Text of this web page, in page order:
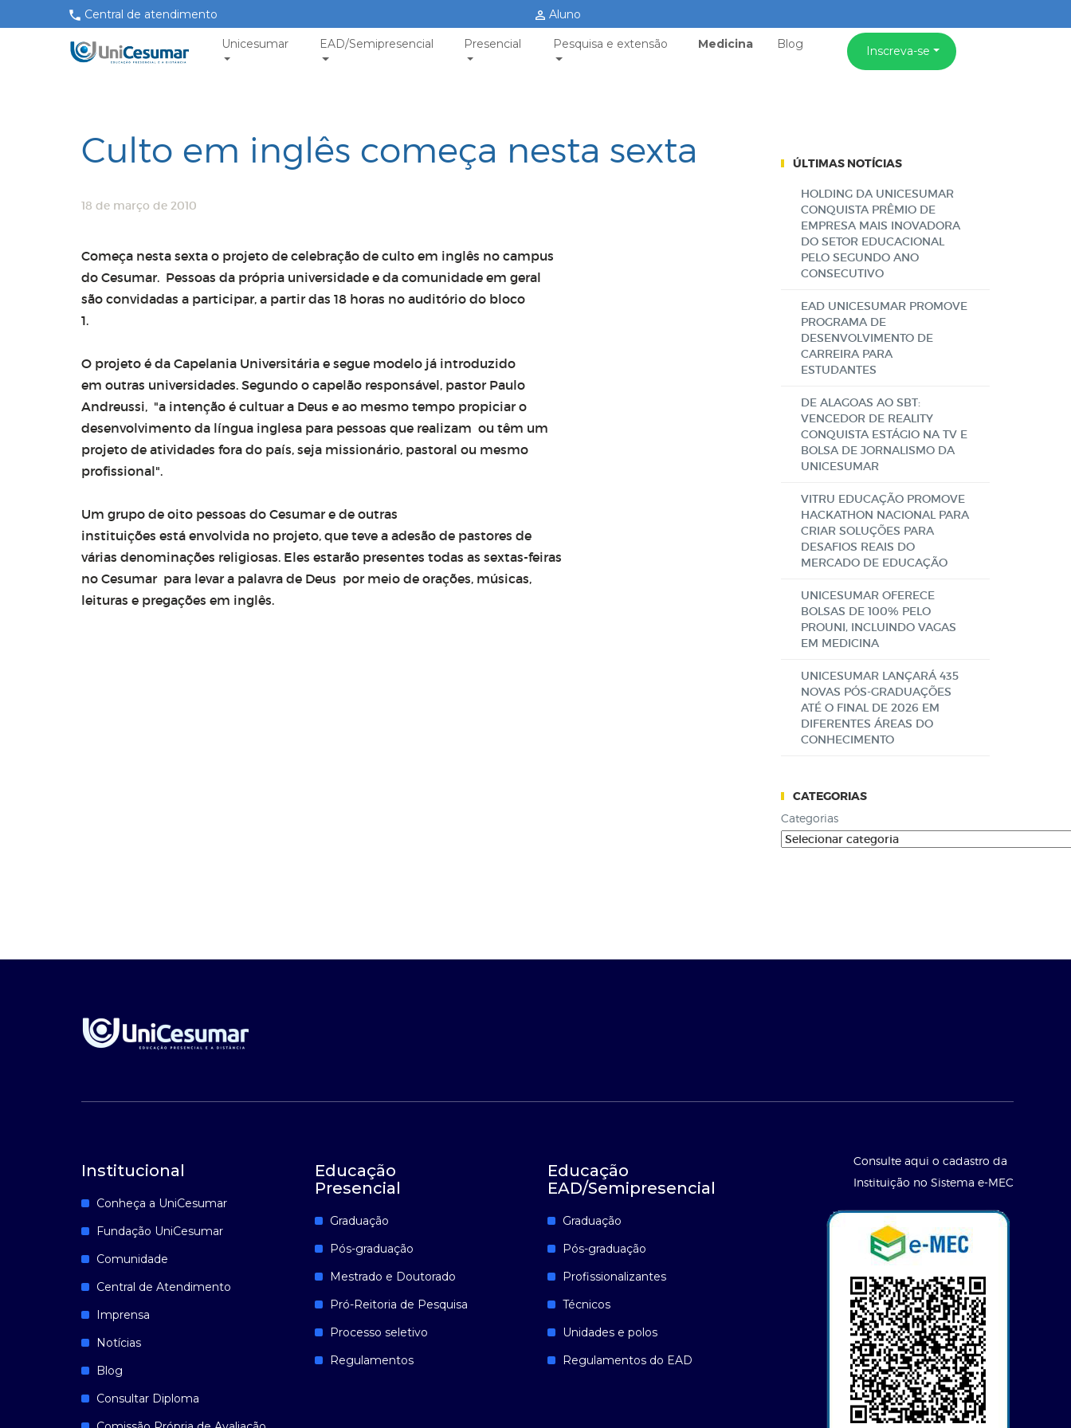
Central de atendimento Aluno
Unicesumar EAD/Semipresencial Presencial Pesquisa e extensão Medicina Blog Inscreva-se
Culto em inglês começa nesta sexta
18 de março de 2010
Começa nesta sexta o projeto de celebração de culto em inglês no campus
do Cesumar. Pessoas da própria universidade e da comunidade em geral
são convidadas a participar, a partir das 18 horas no auditório do bloco
1.
O projeto é da Capelania Universitária e segue modelo já introduzido
em outras universidades. Segundo o capelão responsável, pastor Paulo
Andreussi, "a intenção é cultuar a Deus e ao mesmo tempo propiciar o
desenvolvimento da língua inglesa para pessoas que realizam ou têm um
projeto de atividades fora do país, seja missionário, pastoral ou mesmo
profissional".
Um grupo de oito pessoas do Cesumar e de outras
instituições está envolvida no projeto, que teve a adesão de pastores de
várias denominações religiosas. Eles estarão presentes todas as sextas-feiras
no Cesumar para levar a palavra de Deus por meio de orações, músicas,
leituras e pregações em inglês.
ÚLTIMAS NOTÍCIAS
HOLDING DA UNICESUMAR
CONQUISTA PRÊMIO DE
EMPRESA MAIS INOVADORA
DO SETOR EDUCACIONAL
PELO SEGUNDO ANO
CONSECUTIVO
EAD UNICESUMAR PROMOVE
PROGRAMA DE
DESENVOLVIMENTO DE
CARREIRA PARA
ESTUDANTES
DE ALAGOAS AO SBT:
VENCEDOR DE REALITY
CONQUISTA ESTÁGIO NA TV E
BOLSA DE JORNALISMO DA
UNICESUMAR
VITRU EDUCAÇÃO PROMOVE
HACKATHON NACIONAL PARA
CRIAR SOLUÇÕES PARA
DESAFIOS REAIS DO
MERCADO DE EDUCAÇÃO
UNICESUMAR OFERECE
BOLSAS DE 100% PELO
PROUNI, INCLUINDO VAGAS
EM MEDICINA
UNICESUMAR LANÇARÁ 435
NOVAS PÓS-GRADUAÇÕES
ATÉ O FINAL DE 2026 EM
DIFERENTES ÁREAS DO
CONHECIMENTO
CATEGORIAS
Categorias
Institucional
Conheça a UniCesumar
Fundação UniCesumar
Comunidade
Central de Atendimento
Imprensa
Notícias
Blog
Consultar Diploma
Educação
Presencial
Graduação
Pós-graduação
Mestrado e Doutorado
Pró-Reitoria de Pesquisa
Processo seletivo
Regulamentos
Educação
EAD/Semipresencial
Graduação
Pós-graduação
Profissionalizantes
Técnicos
Unidades e polos
Regulamentos do EAD
Consulte aqui o cadastro da
Instituição no Sistema e-MEC